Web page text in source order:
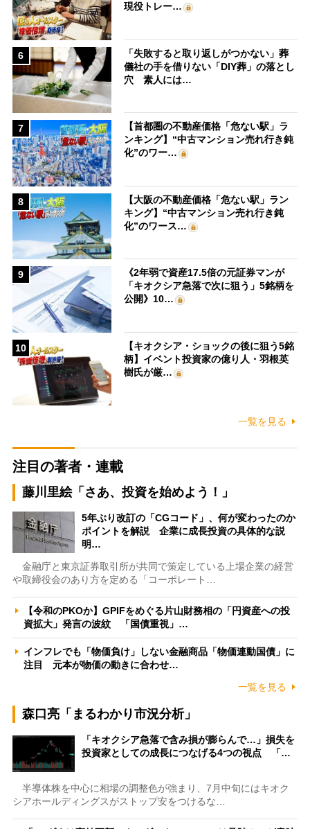
現役トレー…
6
「失敗すると取り返しがつかない」葬
儀社の手を借りない「DIY葬」の落とし
穴 素人には…
7
【首都圏の不動産価格「危ない駅」ラ
ンキング】“中古マンション売れ行き鈍
化”のワー…
8
【大阪の不動産価格「危ない駅」ラン
キング】“中古マンション売れ行き鈍
化”のワース…
9
《2年弱で資産17.5倍の元証券マンが
「キオクシア急落で次に狙う」5銘柄を
公開》10…
10
【キオクシア・ショックの後に狙う5銘
柄】イベント投資家の億り人・羽根英
樹氏が厳…
一覧を見る
注目の著者・連載
藤川里絵「さあ、投資を始めよう！」
5年ぶり改訂の「CGコード」、何が変わったのか
ポイントを解説 企業に成長投資の具体的な説
明…
金融庁と東京証券取引所が共同で策定している上場企業の経営
や取締役会のあり方を定める「コーポレート…
【令和のPKOか】GPIFをめぐる片山財務相の「円資産への投
資拡大」発言の波紋 「国債重視」…
インフレでも「物価負け」しない金融商品「物価連動国債」に
注目 元本が物価の動きに合わせ…
一覧を見る
森口亮「まるわかり市況分析」
「キオクシア急落で含み損が膨らんで…」損失を
投資家としての成長につなげる4つの視点 「…
半導体株を中心に相場の調整色が強まり、7月中旬にはキオク
シアホールディングスがストップ安をつけるな…